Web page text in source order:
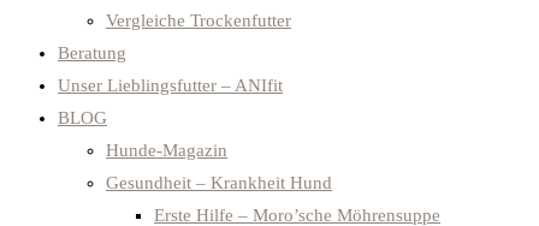
Vergleiche Trockenfutter
Beratung
Unser Lieblingsfutter – ANIfit
BLOG
Hunde-Magazin
Gesundheit – Krankheit Hund
Erste Hilfe – Moro’sche Möhrensuppe